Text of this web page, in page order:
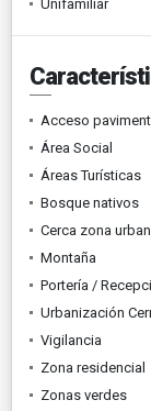
Unifamiliar
Acceso
Área Social
Áreas Turísticas
Bosque nativos
Cerca zona
Montaña
Portería /
Urbanización
Vigilancia
Zona residencial
Zonas verdes